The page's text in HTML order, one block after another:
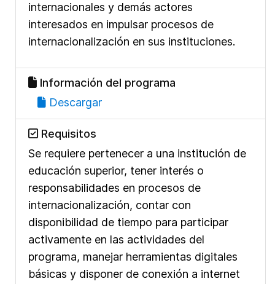
internacionales y demás actores
interesados en impulsar procesos de
internacionalización en sus instituciones.
Información del programa
Descargar
Requisitos
Se requiere pertenecer a una institución de
educación superior, tener interés o
responsabilidades en procesos de
internacionalización, contar con
disponibilidad de tiempo para participar
activamente en las actividades del
programa, manejar herramientas digitales
básicas y disponer de conexión a internet